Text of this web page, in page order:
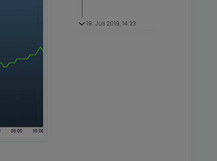
19. Juli 2019, 14:23